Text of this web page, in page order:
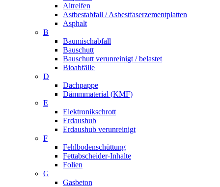
Altreifen
Astbestabfall / Asbestfaserzementplatten
Asphalt
B
Baumischabfall
Bauschutt
Bauschutt verunreinigt / belastet
Bioabfälle
D
Dachpappe
Dämmmaterial (KMF)
E
Elektronikschrott
Erdaushub
Erdaushub verunreinigt
F
Fehlbodenschüttung
Fettabscheider-Inhalte
Folien
G
Gasbeton